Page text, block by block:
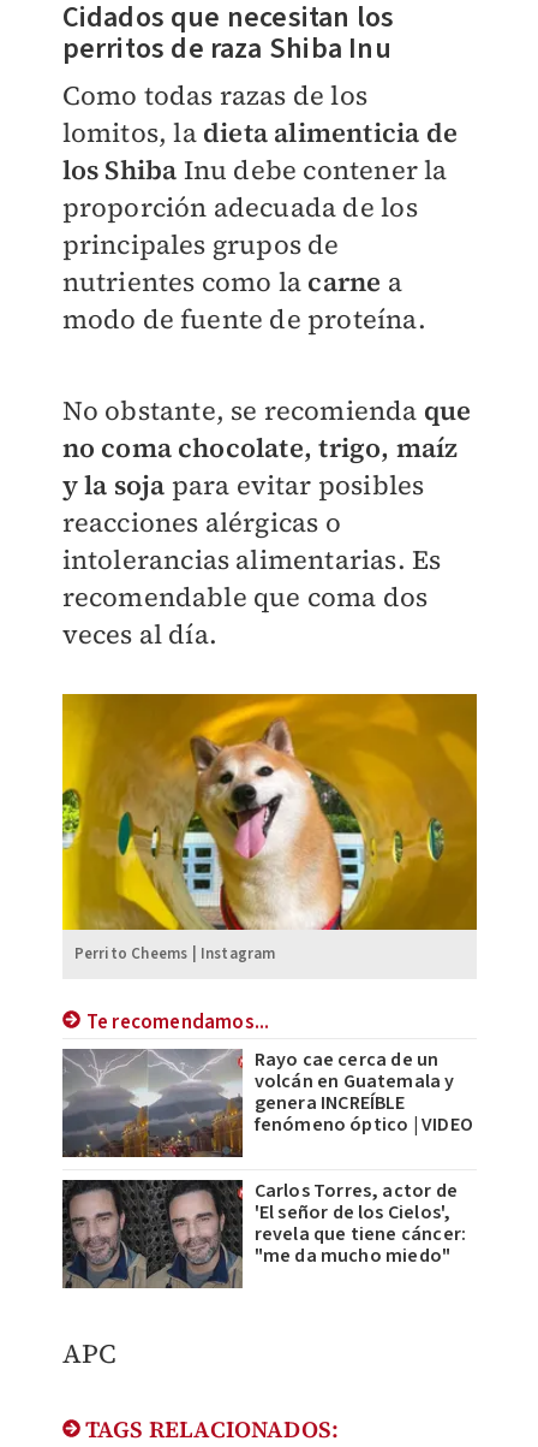
Cidados que necesitan los
perritos de raza Shiba Inu
Como todas razas de los
lomitos, la dieta alimenticia de
los Shiba Inu debe contener la
proporción adecuada de los
principales grupos de
nutrientes como la carne a
modo de fuente de proteína.
No obstante, se recomienda que
no coma chocolate,trigo, maíz
y la soja para evitar posibles
reacciones alérgicas o
intolerancias alimentarias. Es
recomendable que coma dos
veces al día.
Perrito Cheems | Instagram
Te recomendamos...
Rayo cae cerca de un
volcán en Guatemala y
genera INCREÍBLE
fenómeno óptico | VIDEO
Carlos Torres, actor de
'El señor de los Cielos',
revela que tiene cáncer:
"me da mucho miedo"
APC
TAGS RELACIONADOS: